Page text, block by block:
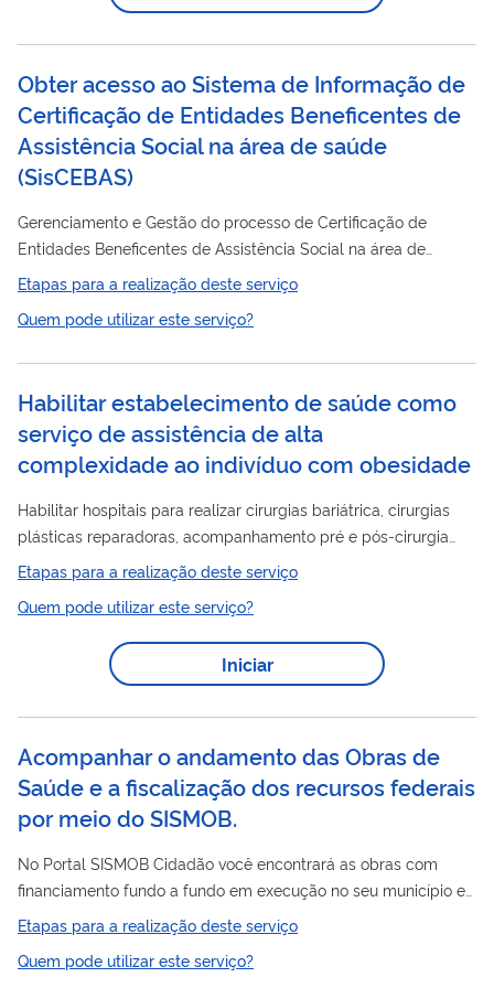
Doenças Raras
Obter acesso ao Sistema de Informação de
Certificação de Entidades Beneficentes de
Assistência Social na área de saúde
(SisCEBAS)
Gerenciamento e Gestão do processo de Certificação de
Entidades Beneficentes de Assistência Social na área de
saúde , Processo de supervisão das entidades certificadas
Fortalecimento das Entidades Privadas Filantrópicas e
Entidades Sem Fins Lucrativos que atuam na área daSaúdee
Saúde(PROSUS) .
Etapas para a realização deste serviço
Quem pode utilizar este serviço?
Habilitar estabelecimento de saúde como
serviço de assistência de alta
complexidade ao indivíduo com obesidade
Habilitar hospitais para realizar cirurgias bariátrica, cirurgias
plásticas reparadoras, acompanhamento pré e pós-cirurgia
bariátrica com condições técnicas, instalações físicas,
equipamentos e recursos humanos adequados ao atendimento
aos indivíduos com obesidade grau III e obesidade grau II com
comorbidades. Tipos de habilitação: 02.03 - Assistência de
Alta Complexidade ao Indivíduo com Obesidade
Etapas para a realização deste serviço
Quem pode utilizar este serviço?
Iniciar
Acompanhar o andamento das Obras de
Saúde e a fiscalização dos recursos federais
por meio do SISMOB.
No Portal SISMOB Cidadão você encontrará as obras com
financiamento fundo a fundo em execução no seu município e
poderá visualizar as informações da obra e, se necessário,
fazer uma denúncia caso essas informações não estejam de
acordo com a realidade. Você pode apoiar o Ministério da
Etapas para a realização deste serviço
Quem pode utilizar este serviço?